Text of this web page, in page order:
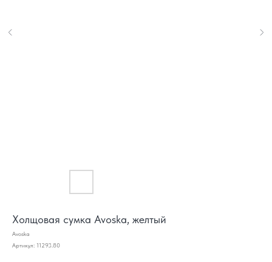
Холщовая сумка Avoska, желтый
Avoska
Артикул: 11293.80